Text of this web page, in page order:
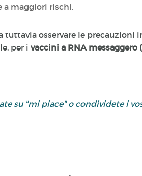
a maggiori rischi.
tuttavia osservare le precauzioni
per i vaccini a RNA messaggero
su "mi piace" o condividete i